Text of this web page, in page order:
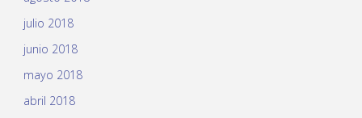
julio 2018
junio 2018
mayo 2018
abril 2018